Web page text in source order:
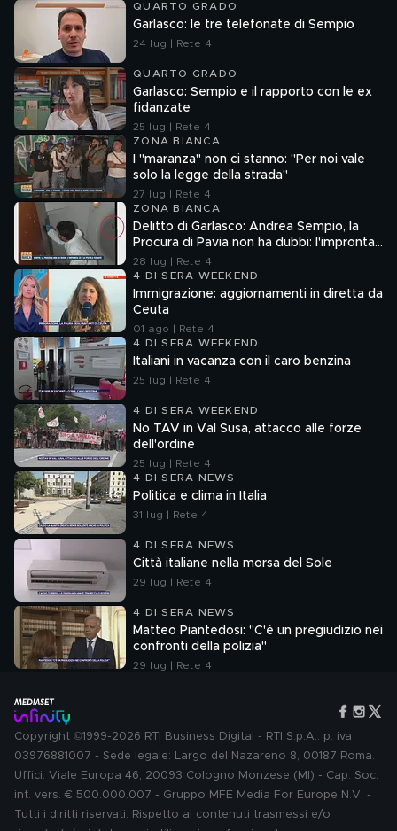
QUARTO GRADO
Garlasco: le tre telefonate di Sempio
24 lug | Rete 4
QUARTO GRADO
Garlasco: Sempio e il rapporto con le ex
fidanzate
25 lug | Rete 4
ZONA BIANCA
I "maranza" non ci stanno: "Per noi vale
solo la legge della strada"
27 lug | Rete 4
ZONA BIANCA
Delitto di Garlasco: Andrea Sempio, la
Procura di Pavia non ha dubbi: l'impronta
33 è la pistola fumante
28 lug | Rete 4
4 DI SERA WEEKEND
Immigrazione: aggiornamenti in diretta da
Ceuta
01 ago | Rete 4
4 DI SERA WEEKEND
Italiani in vacanza con il caro benzina
25 lug | Rete 4
4 DI SERA WEEKEND
No TAV in Val Susa, attacco alle forze
dell'ordine
25 lug | Rete 4
4 DI SERA NEWS
Politica e clima in Italia
31 lug | Rete 4
4 DI SERA NEWS
Città italiane nella morsa del Sole
29 lug | Rete 4
4 DI SERA NEWS
Matteo Piantedosi: "C'è un pregiudizio nei
confronti della polizia"
29 lug | Rete 4
Copyright ©1999-2026 RTI Business Digital - RTI S.p.A.: p. iva
03976881007 - Sede legale: Largo del Nazareno 8, 00187 Roma.
Uffici: Viale Europa 46, 20093 Cologno Monzese (MI) - Cap. Soc.
int. vers. € 500.000.007 - Gruppo MFE Media For Europe N.V. -
Tutti i diritti riservati. Rispetto ai contenuti trasmessi e/o